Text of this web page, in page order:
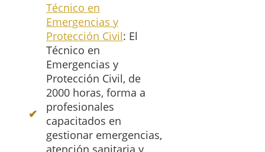
Técnico en
Emergencias y
Protección Civil: El
Técnico en
Emergencias y
Protección Civil, de
2000 horas, forma a
profesionales
capacitados en
gestionar emergencias,